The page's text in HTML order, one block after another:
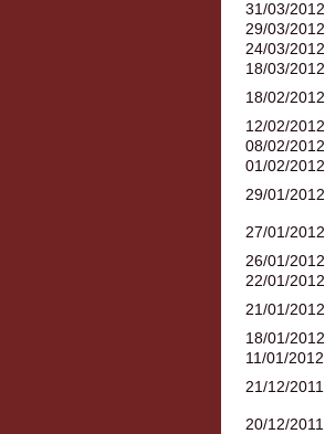
31/03/2012
29/03/2012
24/03/2012
18/03/2012
18/02/2012
12/02/2012
08/02/2012
01/02/2012
29/01/2012
27/01/2012
26/01/2012
22/01/2012
21/01/2012
18/01/2012
11/01/2012
21/12/2011
20/12/2011